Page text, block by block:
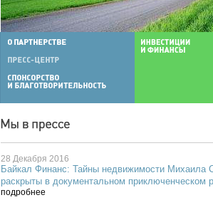
28 Декабря 2016
Байкал Финанс: Тайны недвижимости Михаила
раскрыты в документальном приключенческом
подробнее